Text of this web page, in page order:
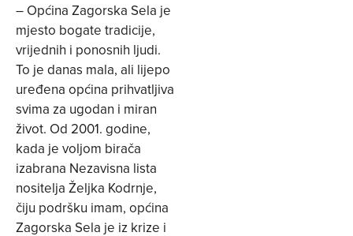
– Općina Zagorska Sela je
mjesto bogate tradicije,
vrijednih i ponosnih ljudi.
To je danas mala, ali lijepo
uređena općina prihvatljiva
svima za ugodan i miran
život. Od 2001. godine,
kada je voljom birača
izabrana Nezavisna lista
nositelja Željka Kodrnje,
čiju podršku imam, općina
Zagorska Sela je iz krize i